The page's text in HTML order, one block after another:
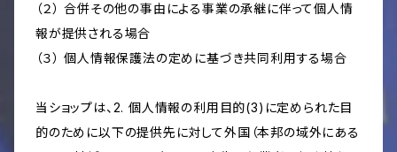
（２） 合併その他の事由による事業の承継に伴って個人情
報が提供される場合
（３） 個人情報保護法の定めに基づき共同利用する場合
当ショップは、2. 個人情報の利用目的(3)に定められた目
的のために以下の提供先に対して外国（本邦の域外にある